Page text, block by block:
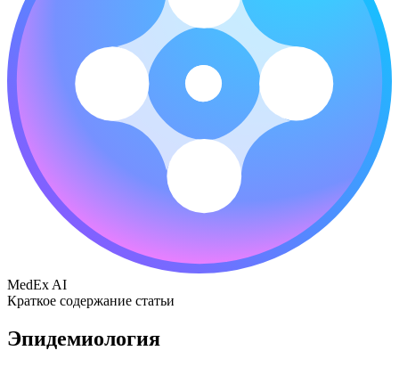
MedEx AI
Краткое содержание статьи
Эпидемиология